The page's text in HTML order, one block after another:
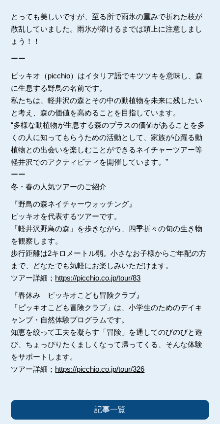
とっても美しいですが、至る所で雨氷の重みで折れた枝が
散乱していました。雨氷が溶けるまでは頭上に注意しまし
ょう！！
ーー
ピッキオ（picchio）はイタリア語でキツツキを意味し、森
に生息する野鳥の名前です。
私たちは、軽井沢の森とその中の動植物を未来に残したい
と考え、森の価値を高めることを目指しています。
“多様な動植物が生息する森のプラスの価値があることを多
くの人に知ってもらうための活動として、家族が心躍る動
植物との出会いを楽しむことができるネイチャーツアー等
軽井沢でのアクティビティを開催しています。”
ーー
冬・春の人気ツアーのご紹介
『野鳥の森ネイチャーウォッチング』
ピッキオを代表するツアーです。
「軽井沢野鳥の森」を歩きながら、四季折々の旬の生き物
を観察します。
歩行距離は2キロメートル弱。小さなお子様からご年配の方
まで、どなたでも気軽にお楽しみいただけます。
ツアー詳細； https://picchio.co.jp/tour/83
『春休み ピッキオこども冒険クラブ』
「ピッキオこども冒険クラブ」は、小学生のためのデイキ
ャンプ・自然体験プログラムです。
知恵を絞って工夫を凝らす「冒険」を通してのびのびと遊
び、ちょっぴりたくましくなって帰ってくる、そんな体験
をサポートします。
ツアー詳細； https://picchio.co.jp/tour/326
記事一覧